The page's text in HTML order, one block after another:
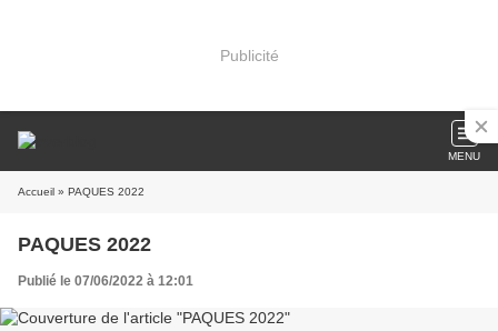
Publicité
MENU
Accueil » PAQUES 2022
PAQUES 2022
Publié le 07/06/2022 à 12:01